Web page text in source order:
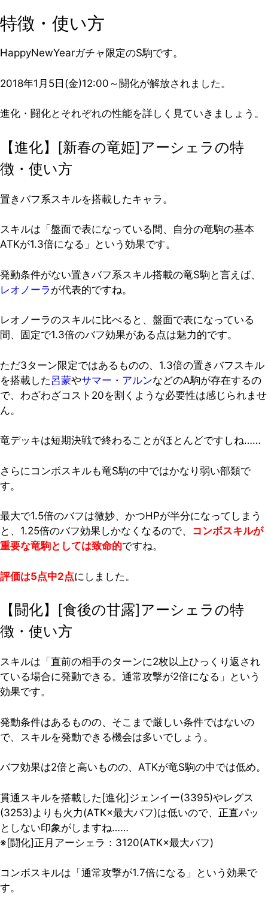
特徴・使い方
HappyNewYearガチャ限定のS駒です。
2018年1月5日(金)12:00～闘化が解放されました。
進化・闘化とそれぞれの性能を詳しく見ていきましょう。
【進化】[新春の竜姫]アーシェラの特
徴・使い方
置きバフ系スキルを搭載したキャラ。
スキルは「盤面で表になっている間、自分の竜駒の基本
ATKが1.3倍になる」という効果です。
発動条件がない置きバフ系スキル搭載の竜S駒と言えば、
レオノーラ が代表的ですね。
レオノーラのスキルに比べると、盤面で表になっている
間、固定で1.3倍のバフ効果がある点は魅力的です。
ただ3ターン限定ではあるものの、1.3倍の置きバフスキル
を搭載した呂蒙やサマー・アルンなどのA駒が存在するの
で、わざわざコスト20を割くような必要性は感じられませ
ん。
竜デッキは短期決戦で終わることがほとんどですしね……
さらにコンボスキルも竜S駒の中ではかなり弱い部類で
す。
最大で1.5倍のバフは微妙、かつHPが半分になってしまう
と、1.25倍のバフ効果しかなくなるので、 コンボスキルが
重要な竜駒としては致命的ですね。
評価は5点中2点にしました。
【闘化】[食後の甘露]アーシェラの特
徴・使い方
スキルは「直前の相手のターンに2枚以上ひっくり返され
ている場合に発動できる。通常攻撃が2倍になる」という
効果です。
発動条件はあるものの、そこまで厳しい条件ではないの
で、スキルを発動できる機会は多いでしょう。
バフ効果は2倍と高いものの、ATKが竜S駒の中では低め。
貫通スキルを搭載した[進化]ジェンイー(3395)やレグス
(3253)よりも火力(ATK×最大バフ)は低いので、正直パッ
としない印象がしますね……
※[闘化]正月アーシェラ：3120(ATK×最大バフ)
コンボスキルは「通常攻撃が1.7倍になる」という効果で
す。